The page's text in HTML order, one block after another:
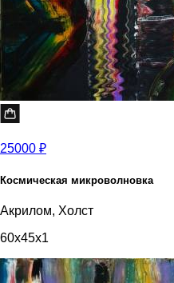
25000 ₽
Космическая микроволновка
Акрилом, Холст
60x45x1